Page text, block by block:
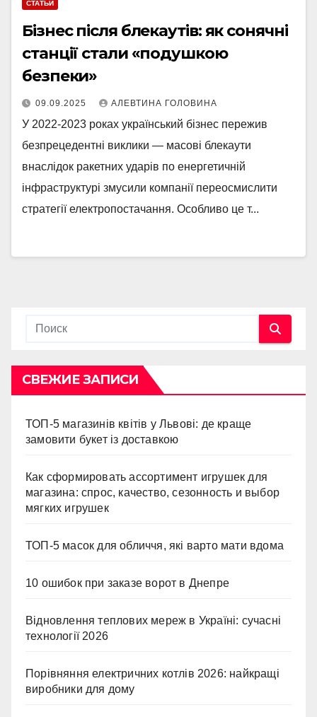
СТАТЬИ
Бізнес після блекаутів: як сонячні
станції стали «подушкою
безпеки»
09.09.2025 АЛЕВТИНА ГОЛОВИНА
У 2022-2023 роках український бізнес пережив
безпрецедентні виклики — масові блекаути
внаслідок ракетних ударів по енергетичній
інфраструктурі змусили компанії переосмислити
стратегії електропостачання. Особливо це т...
СВЕЖИЕ ЗАПИСИ
ТОП-5 магазинів квітів у Львові: де краще
замовити букет із доставкою
Как сформировать ассортимент игрушек для
магазина: спрос, качество, сезонность и выбор
мягких игрушек
ТОП-5 масок для обличчя, які варто мати вдома
10 ошибок при заказе ворот в Днепре
Відновлення теплових мереж в Україні: сучасні
технології 2026
Порівняння електричних котлів 2026: найкращі
виробники для дому